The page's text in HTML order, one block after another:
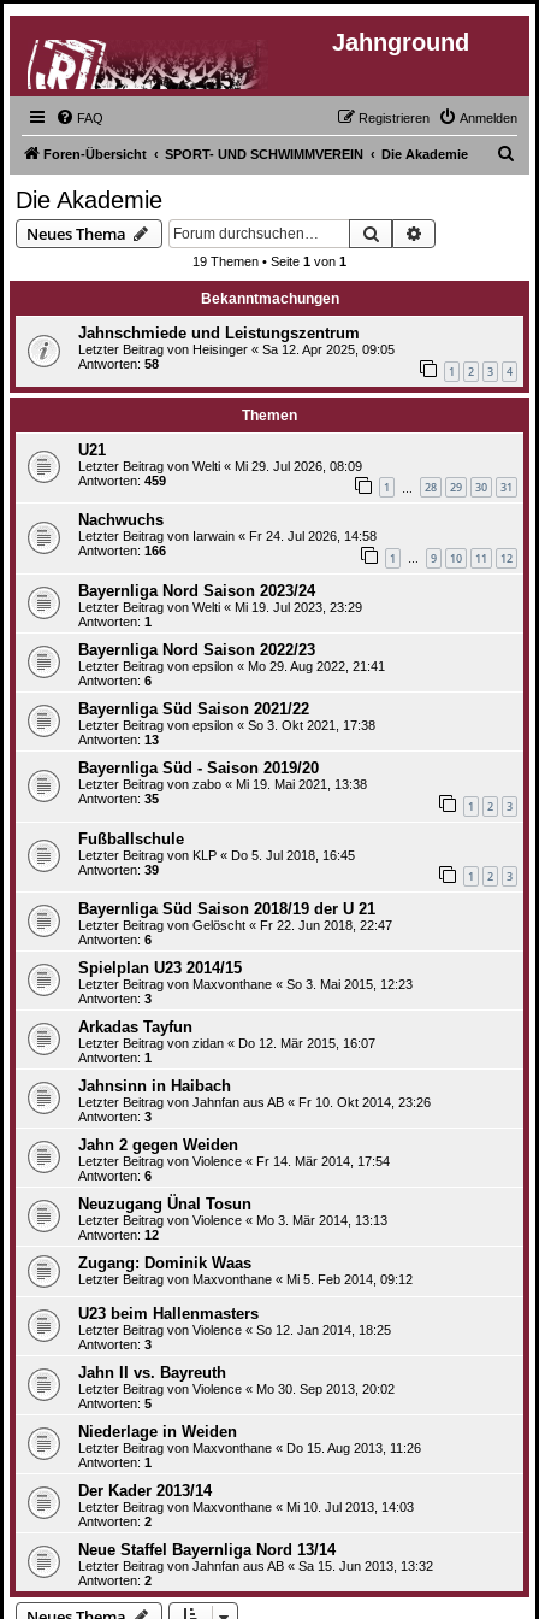
Jahnground
FAQ Anmelden
Registrieren
Foren-Übersicht SPORT- UND SCHWIMMVEREIN Die Akademie
Die Akademie
Neues Thema Suche
19 Themen • Seite 1 von 1
Bekanntmachungen
Jahnschmiede und Leistungszentrum
Letzter Beitrag von Heisinger « Sa 12. Apr 2025, 09:05
Antworten: 58 1 2 3 4
Themen
U21
Letzter Beitrag von Welti « Mi 29. Jul 2026, 08:09
Antworten: 459 1 28 29 30 31
Nachwuchs
Letzter Beitrag von Iarwain « Fr 24. Jul 2026, 14:58
Antworten: 166 1 … 9 10 11 12
Bayernliga Nord Saison 2023/24
Letzter Beitrag von Welti « Mi 19. Jul 2023, 23:29
Antworten: 1
Bayernliga Nord Saison 2022/23
Letzter Beitrag von epsilon « Mo 29. Aug 2022, 21:41
Antworten: 6
Bayernliga Süd Saison 2021/22
Letzter Beitrag von epsilon « So 3. Okt 2021, 17:38
Antworten: 13
Bayernliga Süd - Saison 2019/20
Letzter Beitrag von zabo « Mi 19. Mai 2021, 13:38
Antworten: 35 1 2 3
Fußballschule
Letzter Beitrag von KLP « Do 5. Jul 2018, 16:45
Antworten: 39 1 2 3
Bayernliga Süd Saison 2018/19 der U 21
Letzter Beitrag von Gelöscht « Fr 22. Jun 2018, 22:47
Antworten: 6
Spielplan U23 2014/15
Letzter Beitrag von Maxvonthane « So 3. Mai 2015, 12:23
Antworten: 3
Arkadas Tayfun
Letzter Beitrag von zidan « Do 12. Mär 2015, 16:07
Antworten: 1
Jahnsinn in Haibach
Letzter Beitrag von Jahnfan aus AB « Fr 10. Okt 2014, 23:26
Antworten: 3
Jahn 2 gegen Weiden
Letzter Beitrag von Violence « Fr 14. Mär 2014, 17:54
Antworten: 6
Neuzugang Ünal Tosun
Letzter Beitrag von Violence « Mo 3. Mär 2014, 13:13
Antworten: 12
Zugang: Dominik Waas
Letzter Beitrag von Maxvonthane « Mi 5. Feb 2014, 09:12
U23 beim Hallenmasters
Letzter Beitrag von Violence « So 12. Jan 2014, 18:25
Antworten: 3
Jahn II vs. Bayreuth
Letzter Beitrag von Violence « Mo 30. Sep 2013, 20:02
Antworten: 5
Niederlage in Weiden
Letzter Beitrag von Maxvonthane « Do 15. Aug 2013, 11:26
Antworten: 1
Der Kader 2013/14
Letzter Beitrag von Maxvonthane « Mi 10. Jul 2013, 14:03
Antworten: 2
Neue Staffel Bayernliga Nord 13/14
Letzter Beitrag von Jahnfan aus AB « Sa 15. Jun 2013, 13:32
Antworten: 2